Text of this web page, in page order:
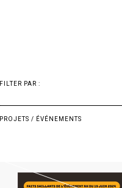
FILTER PAR :
PROJETS / ÉVÉNEMENTS